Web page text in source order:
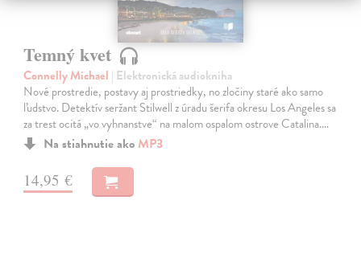
Temný kvet
Connelly Michael | Elektronická audiokniha
Nové prostredie, postavy aj prostriedky, no zločiny staré ako samo
ľudstvo. Detektív seržant Stilwell z úradu šerifa okresu Los Angeles sa
za trest ocitá „vo vyhnanstve“ na malom ospalom ostrove Catalina.…
Na stiahnutie ako MP3
14,95 €